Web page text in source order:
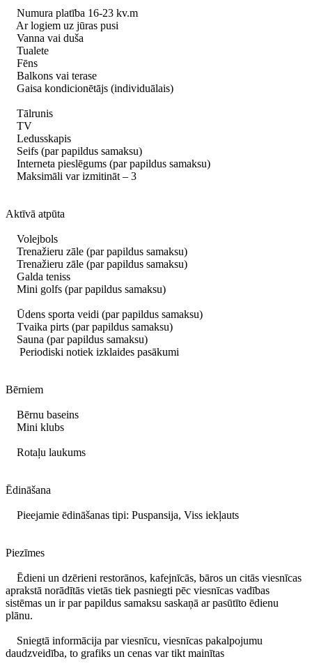
Numura platība 16-23 kv.m
Ar logiem uz jūras pusi
Vanna vai duša
Tualete
Fēns
Balkons vai terase
Gaisa kondicionētājs (individuālais)
Tālrunis
TV
Ledusskapis
Seifs (par papildus samaksu)
Interneta pieslēgums (par papildus samaksu)
Maksimāli var izmitināt – 3
Aktīvā atpūta
Volejbols
Trenažieru zāle (par papildus samaksu)
Trenažieru zāle (par papildus samaksu)
Galda teniss
Mini golfs (par papildus samaksu)
Ūdens sporta veidi (par papildus samaksu)
Tvaika pirts (par papildus samaksu)
Sauna (par papildus samaksu)
Periodiski notiek izklaides pasākumi
Bērniem
Bērnu baseins
Mini klubs
Rotaļu laukums
Ēdināšana
Pieejamie ēdināšanas tipi: Puspansija, Viss iekļauts
Piezīmes
Ēdieni un dzērieni restorānos, kafejnīcās, bāros un citās viesnīcas
aprakstā norādītās vietās tiek pasniegti pēc viesnīcas vadības
sistēmas un ir par papildus samaksu saskaņā ar pasūtīto ēdienu
plānu.
Sniegtā informācija par viesnīcu, viesnīcas pakalpojumu
daudzveidība, to grafiks un cenas var tikt mainītas